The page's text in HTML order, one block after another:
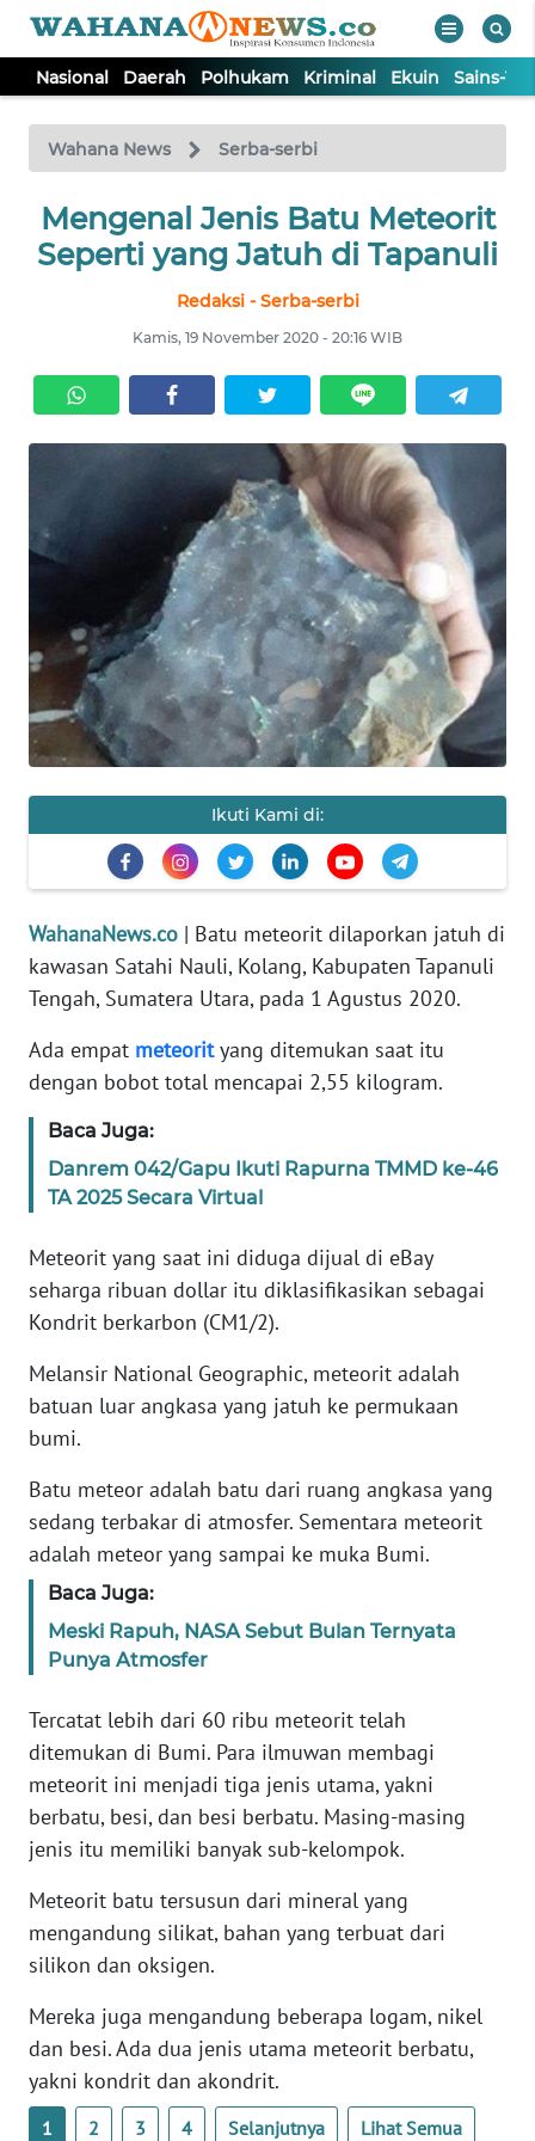
Nasional Daerah Polhukam Kriminal Ekuin Sains-
Wahana News Serba-serbi
Mengenal Jenis Batu Meteorit
Seperti yang Jatuh di Tapanuli
Redaksi - Serba-serbi
Kamis, 19 November 2020 - 20:16 WIB
Ikuti Kami di:
WahanaNews.co | Batu meteorit dilaporkan jatuh di
kawasan Satahi Nauli, Kolang, Kabupaten Tapanuli
Tengah, Sumatera Utara, pada 1 Agustus 2020.
Ada empat meteorityang ditemukan saat itu
dengan bobot total mencapai 2,55 kilogram.
Baca Juga:
Danrem 042/Gapu Ikuti Rapurna TMMD ke-46
TA 2025 Secara Virtual
Meteorit yang saat ini diduga dijual di eBay
seharga ribuan dollar itu diklasifikasikan sebagai
Kondrit berkarbon (CM1/2).
Melansir National Geographic, meteorit adalah
batuan luar angkasa yang jatuh ke permukaan
bumi.
Batu meteor adalah batu dari ruang angkasa yang
sedang terbakar di atmosfer. Sementara meteorit
adalah meteor yang sampai ke muka Bumi.
Baca Juga:
Meski Rapuh, NASA Sebut Bulan Ternyata
Punya Atmosfer
Tercatat lebih dari 60 ribu meteorit telah
ditemukan di Bumi. Para ilmuwan membagi
meteorit ini menjadi tiga jenis utama, yakni
berbatu, besi, dan besi berbatu. Masing-masing
jenis itu memiliki banyak sub-kelompok.
Meteorit batu tersusun dari mineral yang
mengandung silikat, bahan yang terbuat dari
silikon dan oksigen.
Mereka juga mengandung beberapa logam, nikel
dan besi. Ada dua jenis utama meteorit berbatu,
yakni kondrit dan akondrit.
1 2 3 4 Selanjutnya Lihat Semua
TV
Tutup
NASIONAL
KRIMINAL
SAINS-TEKNO
KESEHATAN
INTERNASIONAL
SERBA-SERBI
OLAHRAGA
OPINI
EDITORIAL
Informasi
INDEKS
BERITA
KAMI
IKLAN
TENTANG
PEDOMAN
MEDIA
SIBER
REDAKSI
KARIR
DISCLAIMER
Wahana
News
WN
JAKARTA
WN